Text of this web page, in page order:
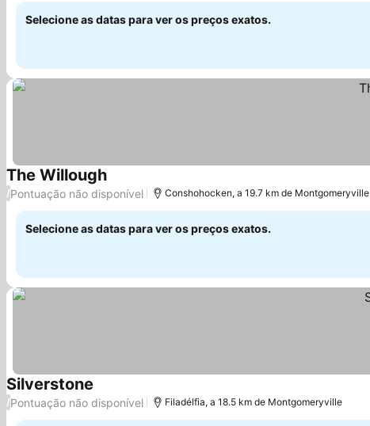
Selecione as datas para ver os preços exatos.
The Willough
/Pontuação não disponível Conshohocken, a 19.7 km de Montgomeryville
Selecione as datas para ver os preços exatos.
Silverstone
/Pontuação não disponível Filadélfia, a 18.5 km de Montgomeryville